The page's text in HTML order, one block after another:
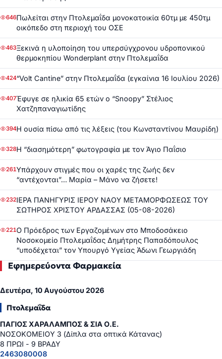
646Πωλείται στην Πτολεμαΐδα μονοκατοικία 60τμ με 450τμ
οικόπεδο στη περιοχή του ΟΣΕ
463Ξεκινά η υλοποίηση του υπερσύγχρονου υδροπονικού
θερμοκηπίου Wonderplant στην Πτολεμαΐδα
424“Volt Cantine” στην Πτολεμαΐδα (εγκαίνια 16 Ιουλίου 2026)
407Έφυγε σε ηλικία 65 ετών ο “Snoopy” Στέλιος
Χατζηπαναγιωτίδης
394Η ουσία πίσω από τις λέξεις (του Κωνσταντίνου Μαυρίδη)
328Η “διασημότερη” φωτογραφία με τον Άγιο Παΐσιο
261Υπάρχουν στιγμές που οι χαρές της ζωής δεν
“αντέχονται”… Μαρία – Μάνο να ζήσετε!
232ΙΕΡΑ ΠΑΝΗΓΥΡΙΣ ΙΕΡΟΥ ΝΑΟΥ ΜΕΤΑΜΟΡΦΩΣΕΩΣ ΤΟΥ
ΣΩΤΗΡΟΣ ΧΡΙΣΤΟΥ ΑΡΔΑΣΣΑΣ (05-08-2026)
221Ο Πρόεδρος των Εργαζομένων στο Μποδοσάκειο
Νοσοκομείο Πτολεμαΐδας Δημήτρης Παπαδόπουλος
“υποδέχεται” τον Υπουργό Υγείας Άδωνι Γεωργιάδη
Εφημερεύοντα Φαρμακεία
Δευτέρα, 10 Αυγούστου 2026
Πτολεμαΐδα
ΠΑΓΙΟΣ ΧΑΡΑΛΑΜΠΟΣ & ΣΙΑ Ο.Ε.
ΝΟΣΟΚΟΜΕΙΟΥ 3 (Δίπλα στα οπτικά Κάτανας)
8 ΠΡΩΙ - 9 ΒΡΑΔΥ
2463080008